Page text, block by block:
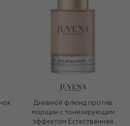
Дневной флюид против
морщин с тонизирующим
эффектом Естественная